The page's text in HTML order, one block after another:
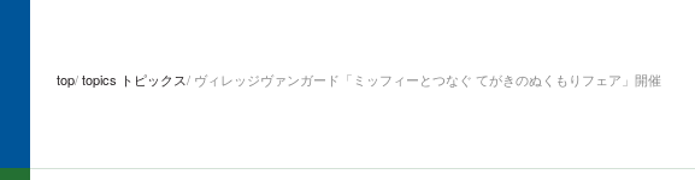
top topics トピックス ヴィレッジヴァンガード「ミッフィーとつなぐ てがきのぬくもりフェア」開催